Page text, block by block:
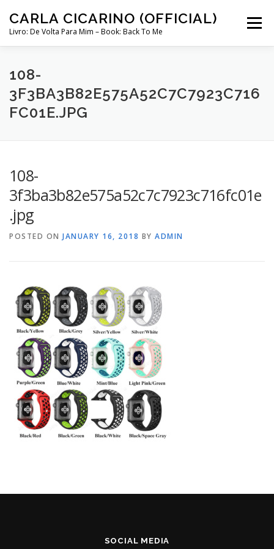
content
CARLA CICARINO (OFFICIAL)
Livro: De Volta Para Mim – Book: Back To Me
Menu
COMPRAR LIVRO “DE VOLTA PARA MIM”
MINHA CONTA
108-
3F3BA3B82E575A52C7C7923C716
FC01E.JPG
108-
3f3ba3b82e575a52c7c7923c716fc01e
.jpg
POSTED ON JANUARY 16, 2018 BY ADMIN
SOCIAL MEDIA